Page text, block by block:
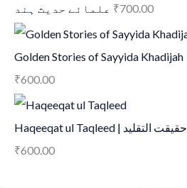
علمائے حديث ہند ₹700.00
Golden Stories of Sayyida Khadijah
₹600.00
Haqeeqat ul Taqleed | حقیقت التقلید
₹600.00